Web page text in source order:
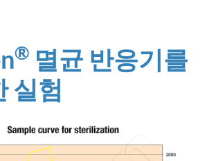
® 멸균 반응기를
실험